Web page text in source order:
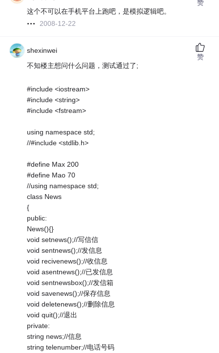
这个不可以在手机平台上跑吧，是模拟逻辑吧。
2008-12-22
赞
shexinwei
不知楼主想问什么问题，测试通过了;
#include <iostream>
#include <string>
#include <fstream>
using namespace std;
//#include <stdlib.h>
#define Max 200
#define Mao 70
//using namespace std;
class News
{
public:
News(){}
void setnews();//写信信
void sentnews();//发信息
void recivenews();//收信息
void asentnews();//已发信息
void sentnewsbox();//发信箱
void savenews();//保存信息
void deletenews();//删除信息
void quit();//退出
private:
string news;//信息
string telenumber;//电话号码
赞